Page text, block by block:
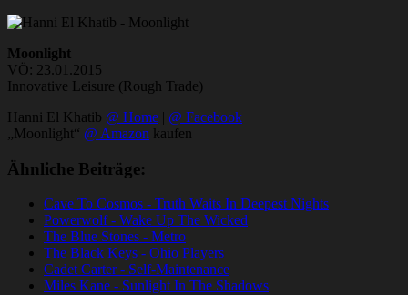
Moonlight
VÖ: 23.01.2015
Innovative Leisure (Rough Trade)
Hanni El Khatib @ Home | @ Facebook
„Moonlight“ @ Amazon kaufen
Ähnliche Beiträge:
Cave To Cosmos - Truth Waits In Deepest Nights
Powerwolf - Wake Up The Wicked
The Blue Stones - Metro
The Black Keys - Ohio Players
Cadet Carter - Self-Maintenance
Miles Kane - Sunlight In The Shadows